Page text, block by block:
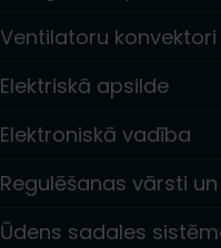
Ventilatoru konvektori
Elektriskā apsilde
Elektroniskā vadība
Regulēšanas vārsti
Ūdens sadales